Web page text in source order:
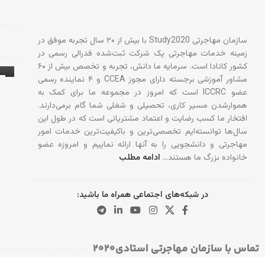
سازمان مهاجرتی Study2020 با بیش از ۲۰ سال تجربه موفق در
زمینه خدمات مهاجرتی یک شرکت ثبت‌شده فدرالی رسمی در
کشور کانادا است. سرمایه ما دانش، تجربه و تخصص بیش از ۶۰
مشاور آموزشی برجسته دارای مجوز CCEA و ۴ نماینده رسمی
عضو ICCRC است که امروز در مجموعه ما برای کمک به
هموارشدن مسیر کاری، تحصیلی و شغلی شما گام برمی‌دارند.
افتخار ما کسب رضایت و اعتماد مشتریانی است که در طول این
سال‌ها توانسته‌ایم تخصصی‌ترین و باکیفیت‌ترین خدمات امور
مهاجرتی و دانشجویی را به آنها ارائه نماییم و امروزه عضو
خانواده بزرگ ما هستند… ادامه مطلب
در شبکه‌های اجتماعی همراه ما باشید:
تماس با سازمان مهاجرتی استادی۲۰۲۰​